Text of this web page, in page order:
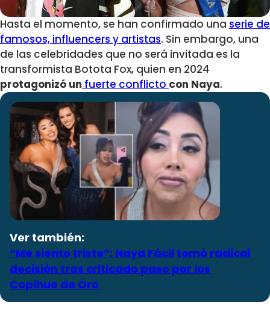
Hasta el momento, se han confirmado una serie de
famosos, influencers y artistas. Sin embargo, una
de las celebridades que no será invitada es la
transformista Botota Fox, quien en 2024
protagonizó un fuerte conflicto con Naya.
Ver también:
“Me siento triste”: Naya Fácil tomó radical
decisión tras criticado paso por los
Copihue de Oro